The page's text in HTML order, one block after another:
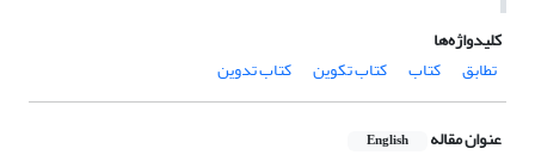
کلیدواژه‌ها
تطابق
کتاب کتاب تکوین کتاب تدوین
عنوان مقاله English